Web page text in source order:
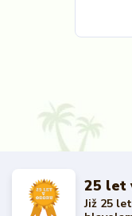
25 let
Již 25